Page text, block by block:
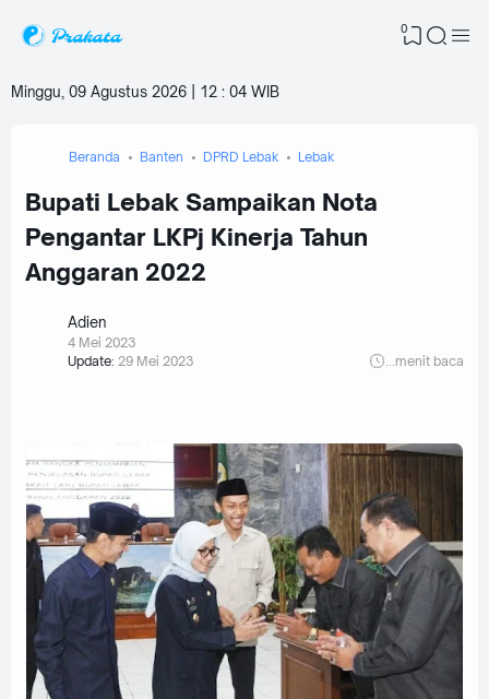
0
Minggu, 09 Agustus 2026 | 12 : 04 WIB
Beranda Banten DPRD Lebak Lebak
Bupati Lebak Sampaikan Nota
Pengantar LKPj Kinerja Tahun
Anggaran 2022
Adien
4 Mei 2023
Update: 29 Mei 2023 menit baca